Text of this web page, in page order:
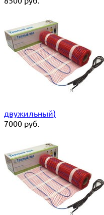
двужильный)
7000 руб.